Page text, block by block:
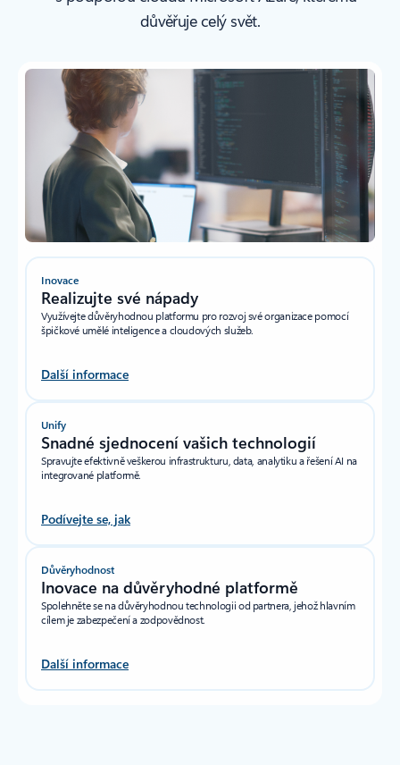
důvěřuje celý svět.
Inovace
Realizujte své nápady
Využívejte důvěryhodnou platformu pro rozvoj své organizace pomocí
špičkové umělé inteligence a cloudových služeb.
Další informace
Unify
Snadné sjednocení vašich technologií
Spravujte efektivně veškerou infrastrukturu, data, analytiku a řešení AI na
integrované platformě.
Podívejte se, jak
Důvěryhodnost
Inovace na důvěryhodné platformě
Spolehněte se na důvěryhodnou technologii od partnera, jehož hlavním
cílem je zabezpečení a zodpovědnost.
Další informace